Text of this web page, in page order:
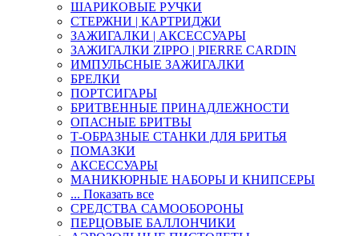
ШАРИКОВЫЕ РУЧКИ
СТЕРЖНИ | КАРТРИДЖИ
ЗАЖИГАЛКИ | АКСЕССУАРЫ
ЗАЖИГАЛКИ ZIPPO | PIERRE CARDIN
ИМПУЛЬСНЫЕ ЗАЖИГАЛКИ
БРЕЛКИ
ПОРТСИГАРЫ
БРИТВЕННЫЕ ПРИНАДЛЕЖНОСТИ
ОПАСНЫЕ БРИТВЫ
Т-ОБРАЗНЫЕ СТАНКИ ДЛЯ БРИТЬЯ
ПОМАЗКИ
АКСЕССУАРЫ
МАНИКЮРНЫЕ НАБОРЫ И КНИПСЕРЫ
... Показать все
СРЕДСТВА САМООБОРОНЫ
ПЕРЦОВЫЕ БАЛЛОНЧИКИ